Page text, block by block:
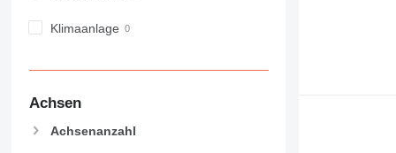
992
C-series
CS
D series
Klimaanlage
Achsen
Achsenanzahl